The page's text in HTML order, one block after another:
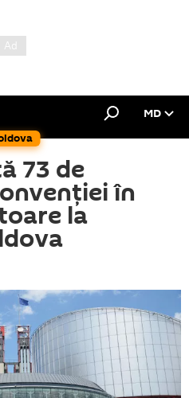
MD
73 de
în
la